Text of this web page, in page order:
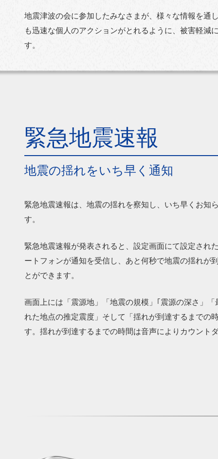
地震津波の会に参加したみなさまが、様々な情報を通
も迅速な個人のアクションがとれるように、被害軽減
す。
緊急地震速報
地震の揺れをいち早く通知
緊急地震速報は、地震の揺れを察知し、いち早くお知
す。
緊急地震速報が発表されると、設定画面にて設定され
ートフォンが通知を受信し、あと何秒で地震の揺れが
とができます。
画面上には「震源地」「地震の規模」｢震源の深さ」
れた地点の推定震度」そして「揺れが到達するまでの
す。揺れが到達するまでの時間は音声によりカウント